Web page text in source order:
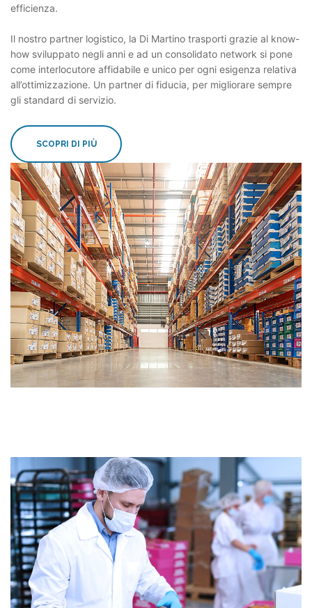
efficienza.
Il nostro partner logistico, la Di Martino trasporti grazie al know-
how sviluppato negli anni e ad un consolidato network si pone
come interlocutore affidabile e unico per ogni esigenza relativa
all’ottimizzazione. Un partner di fiducia, per migliorare sempre
gli standard di servizio.
SCOPRI DI PIÙ